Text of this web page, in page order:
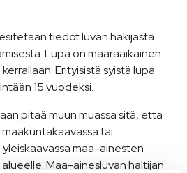
tiedot luvan hakijasta
Lupa on määräaikainen
Erityisistä syistä lupa
15 vuodeksi.
pitää muun muassa sitä, että
tai
maa-ainesten
Maa-ainesluvan haltijan